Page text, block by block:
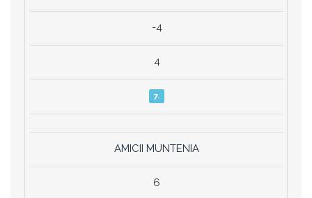
-4
4
7.
AMICII MUNTENIA
6